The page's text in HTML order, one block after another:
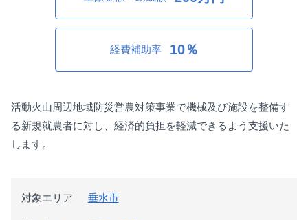
経費補助率 10％
活動火山周辺地域防災営農対策事業で機械及び施設を整備す
る新規就農者に対し、経済的負担を軽減できるよう支援いた
します。
対象エリア 垂水市